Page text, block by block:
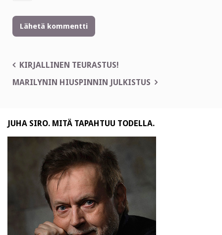
Artikkelien
selaus
KIRJALLINEN TEURASTUS!
MARILYNIN HIUSPINNIN JULKISTUS
JUHA SIRO. MITÄ TAPAHTUU TODELLA.